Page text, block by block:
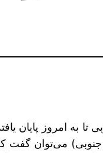
تا به امروز پایان